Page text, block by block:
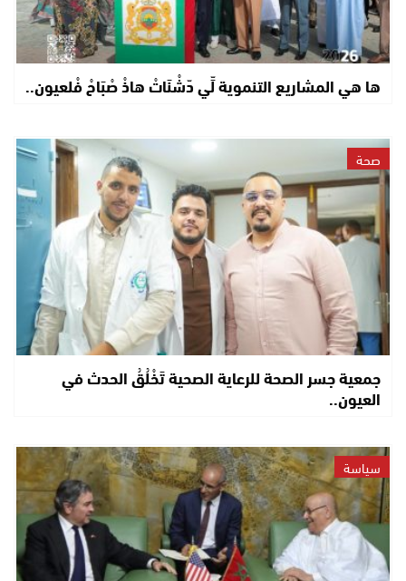
ها هي المشاريع التنموية لِّي دّشْنَاتْ هاذْ صْبَاحْ فْلعيون..
صحة
جمعية جسر الصحة للرعاية الصحية تَخْلُقُ الحدث في
العيون..
سياسة